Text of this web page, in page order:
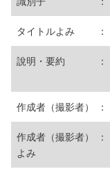
タイトルよみ ：
說明・要約 ：
作成者（撮影者） ：
作成者（撮影者）
よみ
：